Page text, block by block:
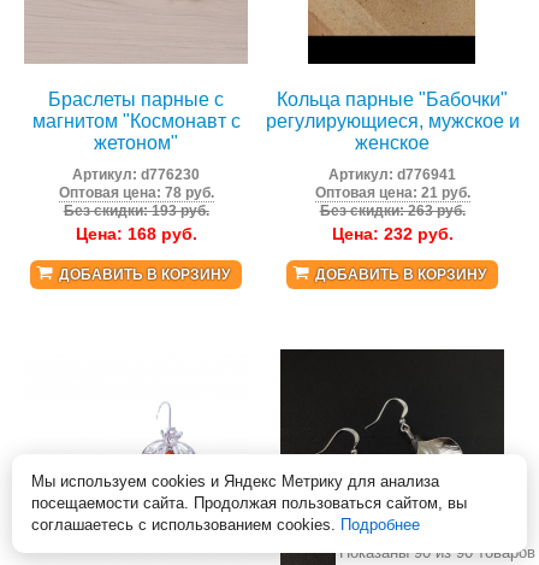
Браслеты парные с
магнитом "Космонавт с
жетоном"
Артикул:d776230
Оптовая цена: 78 руб.
Без скидки: 193 руб.
Цена: 168руб.
ДОБАВИТЬ В КОРЗИНУ
Кольца парные "Бабочки"
регулирующиеся, мужское и
женское
Артикул:d776941
Оптовая цена: 21 руб.
Без скидки: 263 руб.
Цена: 232руб.
ДОБАВИТЬ В КОРЗИНУ
Показаны 90 из 90 товаров
Мы используем cookies и Яндекс Метрику для анализа
посещаемости сайта. Продолжая пользоваться сайтом, вы
соглашаетесь с использованием cookies. Подробнее